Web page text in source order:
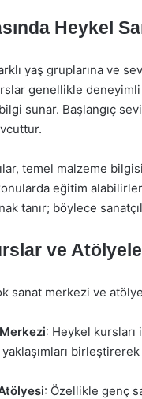
Heykel
yaş gruplarına ve
genellikle deneyimli
sunar. Başlangıç
temel malzeme
eğitim
tanır; böylece
ve
sanat merkezi ve
: Heykel
birleştirerek
: Özellikle genç